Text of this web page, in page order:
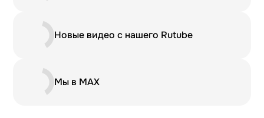
Новые видео с нашего Rutube
Мы в MAX